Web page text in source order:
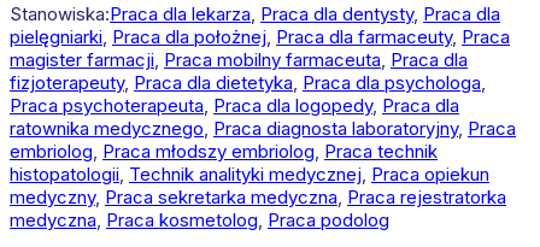
Stanowiska:Praca dla lekarza Praca dla dentysty, Praca dla
pielęgniarki Praca dla położnej Praca dla farmaceuty, Praca
magister farmacji Praca mobilny farmaceuta Praca dla
fizjoterapeuty, Praca dla dietetyka Praca dla psychologa
Praca psychoterapeuta Praca dla logopedy, Praca dla
ratownika medycznego Praca diagnosta laboratoryjny, Praca
embriolog Praca młodszy embriolog Praca technik
histopatologii Technik analityki medycznej Praca opiekun
medyczny, Praca sekretarka medyczna Praca rejestratorka
medyczna Praca kosmetolog Praca podolog